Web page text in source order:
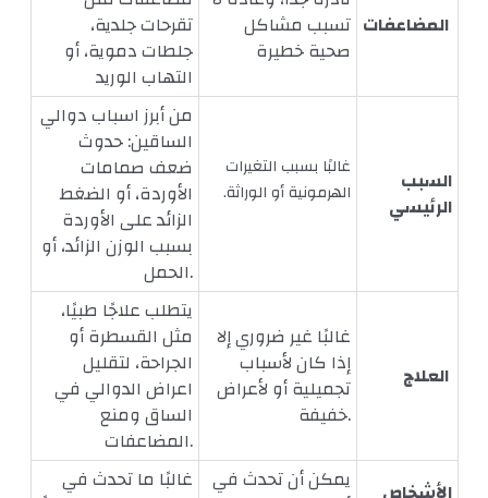
تقرحات جلدية،
جلطات دموية، أو
التهاب الوريد
تسبب مشاكل
صحية خطيرة
من أبرز اسباب دوالي
الساقين: حدوث
ضعف صمامات
الأوردة، أو الضغط
الزائد على الأوردة
بسبب الوزن الزائد، أو
الحمل.
غالبًا بسبب التغيرات
الهرمونية أو الوراثة.
السبب
الرئيسي
يتطلب علاجًا طبيًا،
مثل القسطرة أو
الجراحة، لتقليل
اعراض الدوالي في
الساق ومنع
المضاعفات.
غالبًا غير ضروري إلا
إذا كان لأسباب
تجميلية أو لأعراض
خفيفة.
غالبًا ما تحدث في
يمكن أن تحدث في